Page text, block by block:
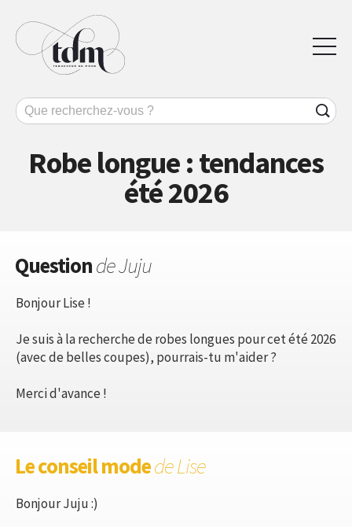
Robe longue : tendances
été 2026
Questionde Juju
Bonjour Lise !
Je suis à la recherche de robes longues pour cet été 2026
(avec de belles coupes), pourrais-tu m'aider ?
Merci d'avance !
Le conseil modede Lise
Bonjour Juju :)